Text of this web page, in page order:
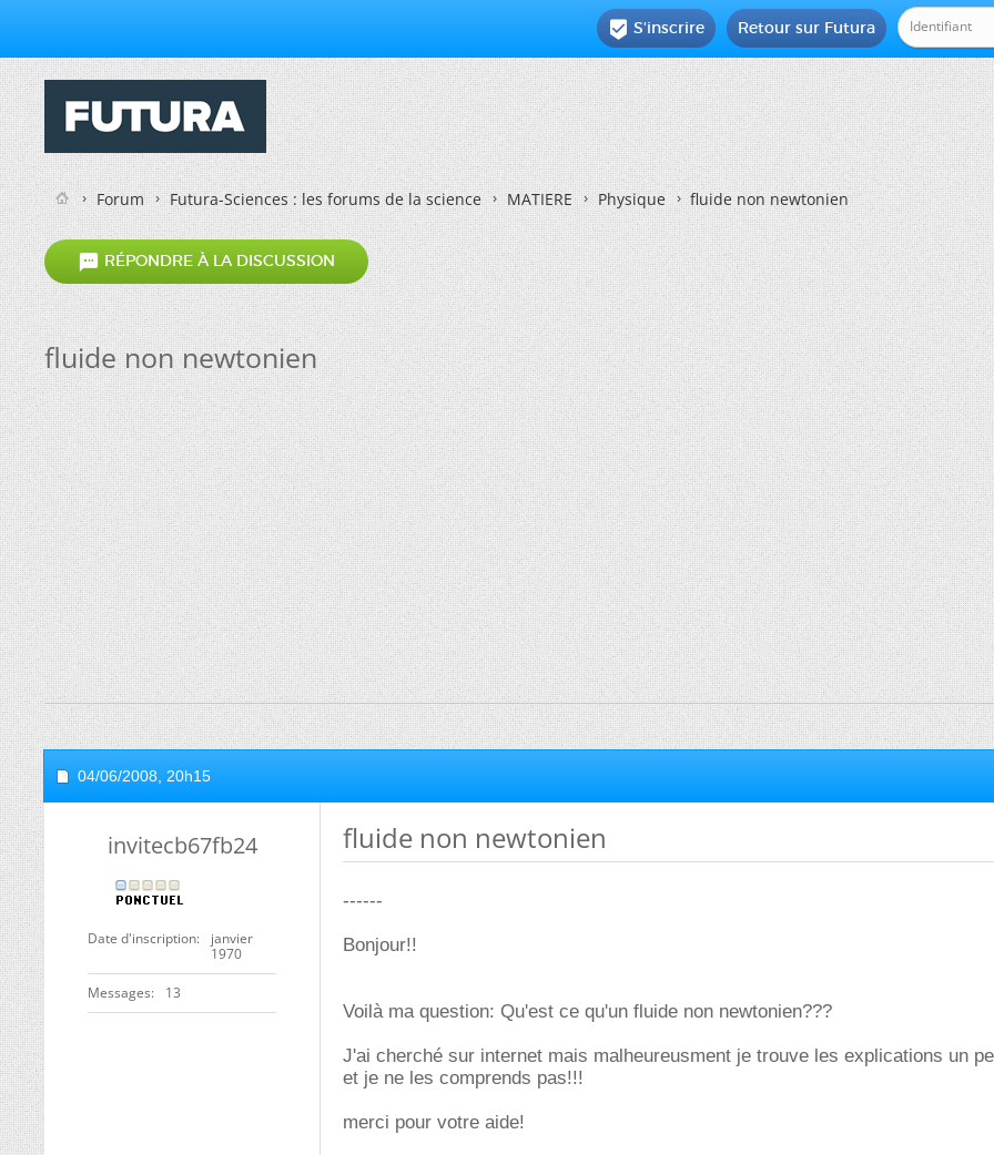
Retour sur Futura
 S'inscrire
Forum Futura-Sciences : les forums de la science MATIERE Physique fluide non newtonien
 RÉPONDRE À LA DISCUSSION
fluide non newtonien
04/06/2008, 20h15
invitecb67fb24
Date d'inscription
janvier
1970
Messages 13
fluide non newtonien
------
Bonjour!!
Voilà ma question: Qu'est ce qu'un fluide non newtonien???
J'ai cherché sur internet mais malheureusment je trouve les explications un
et je ne les comprends pas!!!
merci pour votre aide!